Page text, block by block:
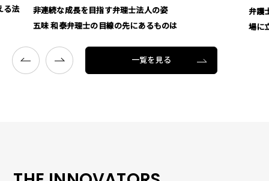
る法
非連続な成長を目指す弁理士法人の姿
五味 和泰弁理士の目線の先にあるものは
弁護
場に
一覧を見る